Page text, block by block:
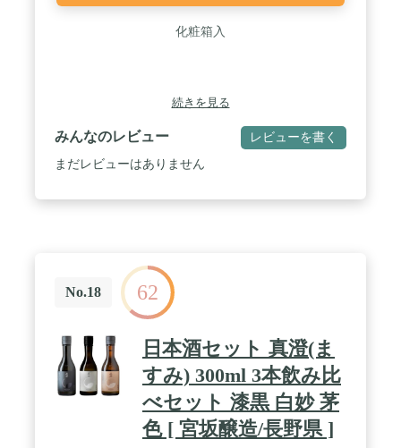
化粧箱入
続きを見る
みんなのレビュー レビューを書く
まだレビューはありません
No.18 62
日本酒セット 真澄(ま
すみ) 300ml 3本飲み比
べセット 漆黒 白妙 茅
色 [ ‎宮坂醸造/長野県 ]